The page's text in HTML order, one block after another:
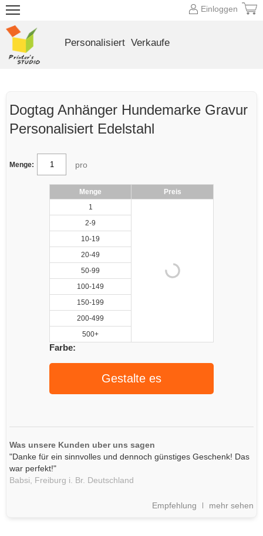
Dogtag Anhänger Hundemarke Gravur
Personalisiert Edelstahl
Menge: pro
Menge
Preis
1
2-9
10-19
20-49
50-99
100-149
150-199
200-499
500+
Farbe:
Gestalte es
Was unsere Kunden uber uns sagen
"Danke für ein sinnvolles und dennoch günstiges Geschenk! Das
war perfekt!"
Babsi,
Freiburg i. Br. Deutschland
Empfehlung mehr sehen
Einloggen
Personalisiert Verkaufe